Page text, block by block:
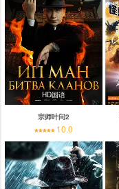
HD国语
宗师叶问2
10.0